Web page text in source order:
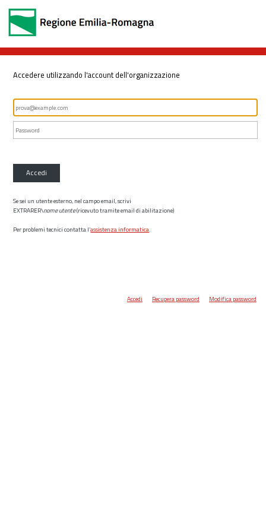
Accedere utilizzando l'account dell'organizzazione
Accedi
Se sei un utente esterno, nel campo email, scrivi
EXTRARER\nome utente(ricevuto tramite email di abilitazione)
Per problemi tecnici contatta l’assistenza informatica.
Accedi Recupera password Modifica password